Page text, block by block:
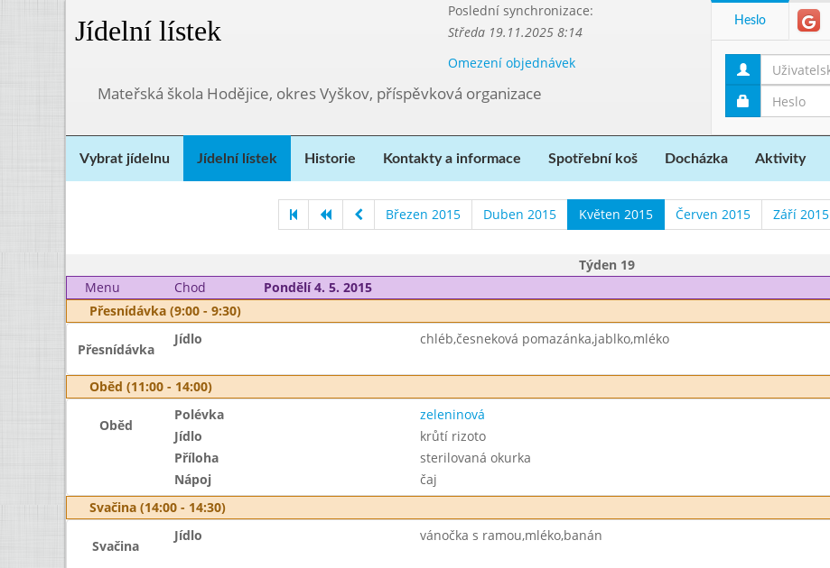
Jídelní lístek
Poslední synchronizace:
Středa 19.11.2025 8:14
Omezení objednávek
Mateřská škola Hodějice, okres Vyškov, příspěvková organizace
Heslo
Vybrat jídelnu Jídelní lístek Historie Kontakty a informace Spotřební koš Docházka Aktivity
Březen 2015 Duben 2015 Květen 2015 Červen 2015 Září 2015
Týden 19
Menu
Chod Pondělí 4. 5. 2015
Přesnídávka (9:00 - 9:30)
Přesnídávka
Jídlo chléb,česneková pomazánka,jablko,mléko
Oběd (11:00 - 14:00)
Oběd
Polévka zeleninová
Jídlo
krůtí rizoto
Příloha
sterilovaná okurka
Nápoj
čaj
Svačina (14:00 - 14:30)
Svačina
Jídlo vánočka s ramou,mléko,banán